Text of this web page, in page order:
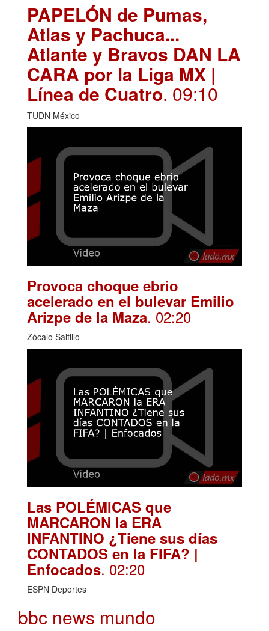
PAPELÓN de Pumas,
Atlas y Pachuca...
Atlante y Bravos DAN LA
CARA por la Liga MX |
Línea de Cuatro. 09:10
TUDN México
Provoca choque ebrio
acelerado en el bulevar Emilio
Arizpe de la Maza. 02:20
Zócalo Saltillo
Las POLÉMICAS que
MARCARON la ERA
INFANTINO ¿Tiene sus días
CONTADOS en la FIFA? |
Enfocados. 02:20
ESPN Deportes
bbc news mundo